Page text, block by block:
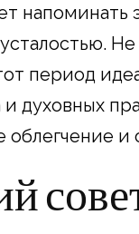
напоминать
Не
период
и духовных
облегчение и